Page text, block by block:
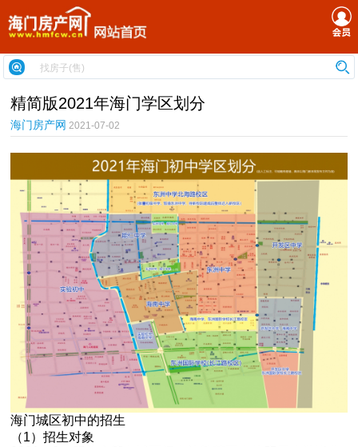
精简版2021年海门学区划分
海门房产网 2021-07-02
海门城区初中的招生
（1）招生对象